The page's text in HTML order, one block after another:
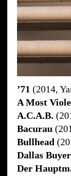
’71 (2014,
A Most
A.C.A.B.
Bacurau
Bullhead
Dallas
Der